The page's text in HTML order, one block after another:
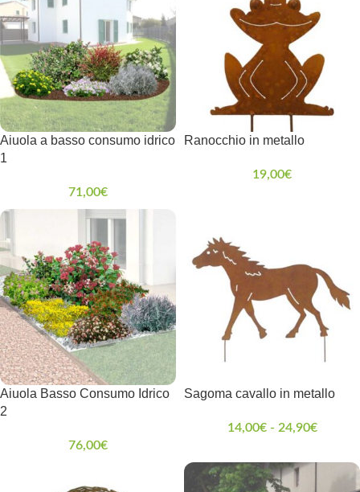
Aiuola a basso consumo idrico
1
71,00€
Ranocchio in metallo
19,00€
Aiuola Basso Consumo Idrico
2
76,00€
Sagoma cavallo in metallo
14,00€ - 24,90€